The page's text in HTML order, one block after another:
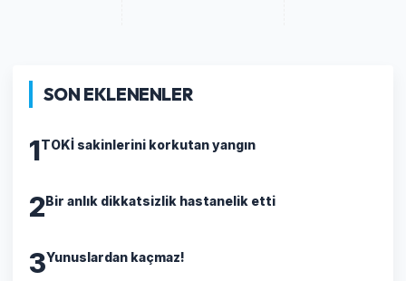
SON EKLENENLER
1TOKİ sakinlerini korkutan yangın
2Bir anlık dikkatsizlik hastanelik etti
3Yunuslardan kaçmaz!